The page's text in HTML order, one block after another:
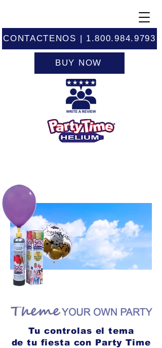
CONTACTENOS | 1.800.984.9793
BUY NOW
shutterstock_2211677075.jpg
Tu controlas el tema
de tu fiesta con Party Time